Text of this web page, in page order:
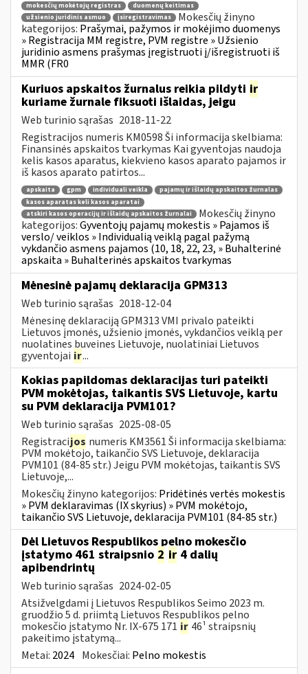
mokesčių mokėtojų registras
duomenų keitimas
užsienio juridinis asmuo
įsiregistravimas
Mokesčių žinyno
kategorijos: Prašymai, pažymos ir mokėjimo duomenys
» Registracija MM registre, PVM registre » Užsienio
juridinio asmens prašymas įregistruoti į/išregistruoti iš
MMR (FR0
Kuriuos apskaitos žurnalus reikia pildyti ir
kuriame žurnale fiksuoti išlaidas, jeigu
Web turinio sąrašas 2018-11-22
Registracijos numeris KM0598 Ši informacija skelbiama:
Finansinės apskaitos tvarkymas Kai gyventojas naudoja
kelis kasos aparatus, kiekvieno kasos aparato pajamos ir
iš kasos aparato patirtos...
apskaita gpm individuali veikla
pajamų ir išlaidų apskaitos žurnalas
kasos aparatas keli kasos aparatai
atskiri kasos operacijų ir išlaidų apskaitos žurnalai
Mokesčių žinyno
kategorijos:Gyventojų pajamų mokestis » Pajamos iš
verslo/ veiklos » Individualią veiklą pagal pažymą
vykdančio asmens pajamos (10, 18, 22, 23, » Buhalterinė
apskaita » Buhalterinės apskaitos tvarkymas
Mėnesinė pajamų deklaracija GPM313
Web turinio sąrašas 2018-12-04
Mėnesinę deklaraciją GPM313 VMI privalo pateikti
Lietuvos įmonės, užsienio įmonės, vykdančios veiklą per
nuolatines buveines Lietuvoje, nuolatiniai Lietuvos
gyventojai ir...
Kokias papildomas deklaracijas turi pateikti
PVM mokėtojas, taikantis SVS Lietuvoje, kartu
su PVM deklaracija PVM101?
Web turinio sąrašas 2025-08-05
Registracijos numeris KM3561 Ši informacija skelbiama:
PVM mokėtojo, taikančio SVS Lietuvoje, deklaracija
PVM101 (84-85 str.) Jeigu PVM mokėtojas, taikantis SVS
Lietuvoje,...
Mokesčių žinyno kategorijos: Pridėtinės vertės mokestis
» PVM deklaravimas (IX skyrius) » PVM mokėtojo,
taikančio SVS Lietuvoje, deklaracija PVM101 (84-85 str.)
Dėl Lietuvos Respublikos pelno mokesčio
įstatymo 461 straipsnio 2 ir 4 dalių
apibendrintų
Web turinio sąrašas 2024-02-05
Atsižvelgdami į Lietuvos Respublikos Seimo 2023 m.
gruodžio 5 d. priimtą Lietuvos Respublikos pelno
mokesčio įstatymo Nr. IX-675 171 ir 46¹ straipsnių
pakeitimo įstatymą...
Metai: 2024 Mokesčiai: Pelno mokestis